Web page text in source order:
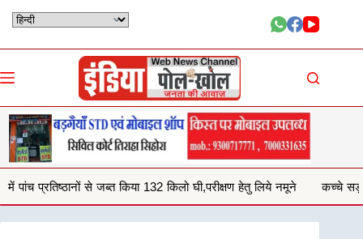
किलो घी,परीक्षण हेतु लिये नमूने कच्चे सड़क से आवागमन करना हो रहा